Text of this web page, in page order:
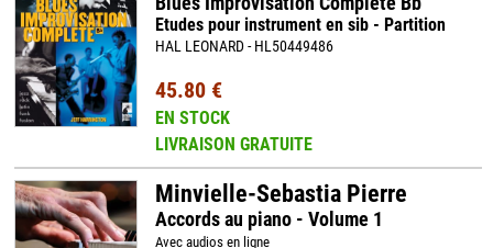
Etudes pour instrument en sib - Partition
HAL LEONARD - HL50449486
45.80 €
EN STOCK
LIVRAISON GRATUITE
Minvielle-Sebastia Pierre
Accords au piano - Volume 1
Avec audios en ligne